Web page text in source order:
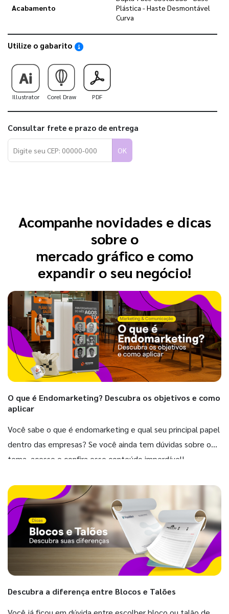
Acabamento
Plástica - Haste Desmontável
Curva
Utilize o gabarito Saiba como utilizar os nossos gabaritos
Illustrator Corel Draw PDF
Consultar frete e prazo de entrega
OK
Acompanhe novidades e dicas
sobre o
mercado gráfico e como
expandir o seu negócio!
O que é Endomarketing? Descubra os objetivos e como
aplicar
Você sabe o que é endomarketing e qual seu principal papel
dentro das empresas? Se você ainda tem dúvidas sobre o
tema, acesse e confira esse conteúdo imperdível!
Descubra a diferença entre Blocos e Talões